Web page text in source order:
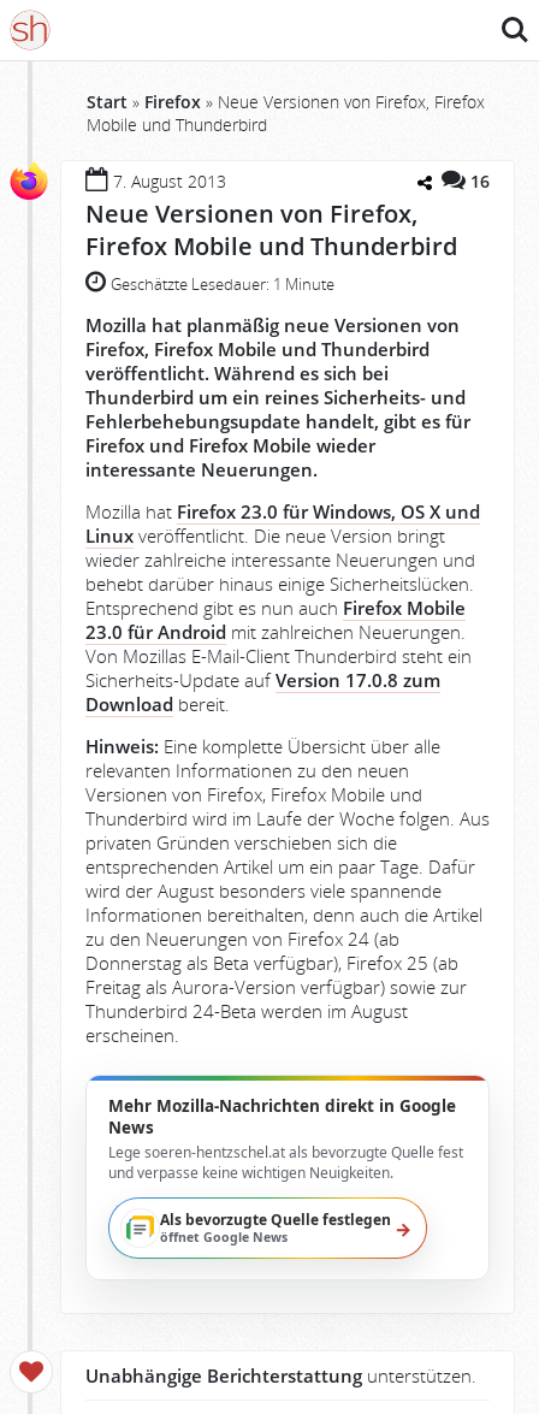
Start » Firefox » Neue Versionen von Firefox, Firefox
Mobile und Thunderbird
7. August 2013 16
Neue Versionen von Firefox,
Firefox Mobile und Thunderbird
Geschätzte Lesedauer: 1 Minute
Mozilla hat planmäßig neue Versionen von
Firefox, Firefox Mobile und Thunderbird
veröffentlicht. Während es sich bei
Thunderbird um ein reines Sicherheits- und
Fehlerbehebungsupdate handelt, gibt es für
Firefox und Firefox Mobile wieder
interessante Neuerungen.
Mozilla hat Firefox 23.0 für Windows, OS X und
Linux veröffentlicht. Die neue Version bringt
wieder zahlreiche interessante Neuerungen und
behebt darüber hinaus einige Sicherheitslücken.
Entsprechend gibt es nun auch Firefox Mobile
23.0 für Android mit zahlreichen Neuerungen.
Von Mozillas E-Mail-Client Thunderbird steht ein
Sicherheits-Update aufVersion 17.0.8 zum
Download bereit.
Hinweis: Eine komplette Übersicht über alle
relevanten Informationen zu den neuen
Versionen von Firefox, Firefox Mobile und
Thunderbird wird im Laufe der Woche folgen. Aus
privaten Gründen verschieben sich die
entsprechenden Artikel um ein paar Tage. Dafür
wird der August besonders viele spannende
Informationen bereithalten, denn auch die Artikel
zu den Neuerungen von Firefox 24 (ab
Donnerstag als Beta verfügbar), Firefox 25 (ab
Freitag als Aurora-Version verfügbar) sowie zur
Thunderbird 24-Beta werden im August
erscheinen.
Mehr Mozilla-Nachrichten direkt in Google
News
Lege soeren-hentzschel.at als bevorzugte Quelle fest
und verpasse keine wichtigen Neuigkeiten.
Als bevorzugte Quelle festlegen
öffnet Google News →
Unabhängige Berichterstattung unterstützen.